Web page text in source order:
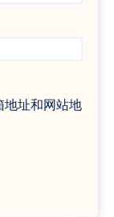
地址和网站地